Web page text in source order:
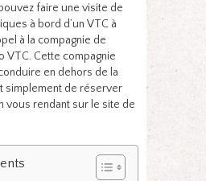
faire une visite de
à bord d’un VTC à
à la compagnie de
VTC. Cette compagnie
en dehors de la
simplement de réserver
vous rendant sur le site de